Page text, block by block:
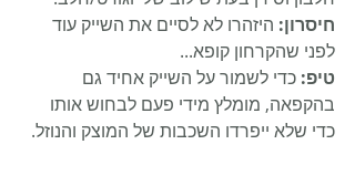
חיסרון: היזהרו לא לסיים את השייק עוד
לפני שהקרחון קופא...
טיפ: כדי לשמור על השייק אחיד גם
בהקפאה, מומלץ מידי פעם לבחוש אותו
כדי שלא ייפרדו השכבות של המוצק והנוזל.